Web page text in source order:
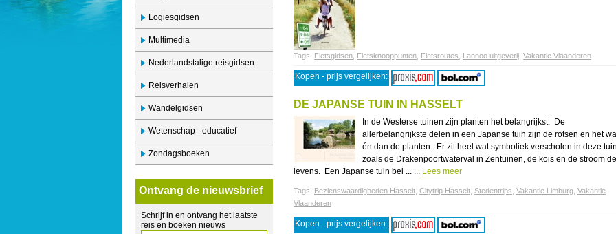
Logiesgidsen
Multimedia
Nederlandstalige reisgidsen
Reisverhalen
Wandelgidsen
Wetenschap - educatief
Zondagsboeken
Ontvang de nieuwsbrief
Schrijf in en ontvang het laatste
reis en boeken nieuws
Tags: Fietsgidsen Fietsknooppunten Fietsroutes Lannoo uitgeverij Vakantie Vlaanderen
Kopen - prijs vergelijken:
DE JAPANSE TUIN IN HASSELT
In de Westerse tuinen zijn planten het belangrijkst. De
allerbelangrijkste delen in een Japanse tuin zijn de rotsen en het
én dan de planten. Er zit heel wat symboliek verscholen in deze
zoals de Drakenpoortwaterval in Zentuinen, de kois en de stroom
levens. Een Japanse tuin bel ... ... Lees meer
Tags: Bezienswaardigheden Hasselt Citytrip Hasselt Stedentrips Vakantie Limburg Vakantie
Vlaanderen
Kopen - prijs vergelijken: